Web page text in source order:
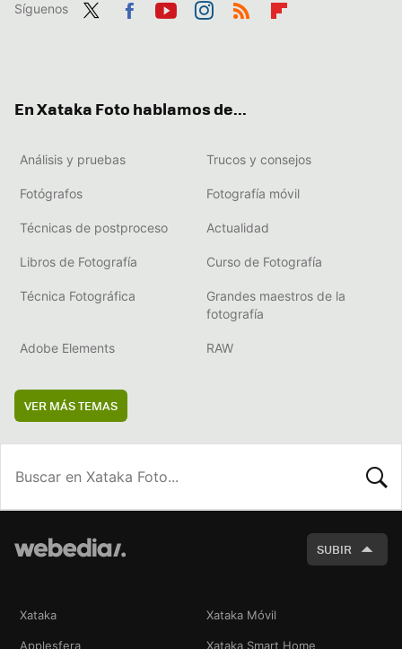
Síguenos
En Xataka Foto hablamos de...
Análisis y pruebas Trucos y consejos
Fotógrafos Fotografía móvil
Técnicas de postproceso Actualidad
Libros de Fotografía Curso de Fotografía
Técnica Fotográfica
Grandes maestros de la
fotografía
Adobe Elements RAW
VER MÁS TEMAS
SUBIR
Xataka Xataka Móvil
Applesfera Xataka Smart Home